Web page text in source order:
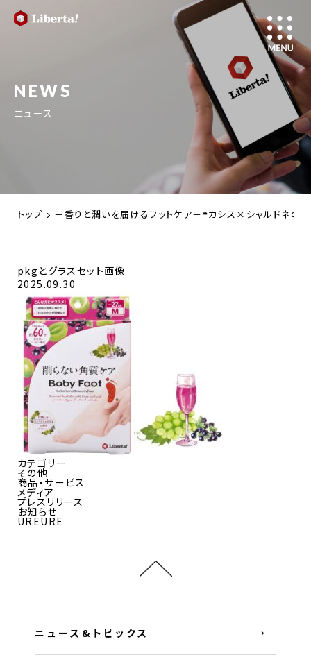
NEWS
ニュース
トップ －香りと潤いを届けるフットケア－❝カシス×シャルドネの
pkgとグラスセット画像
2025.09.30
カテゴリー
その他
商品・サービス
メディア
プレスリリース
お知らせ
UREURE
ニュース&トピックス